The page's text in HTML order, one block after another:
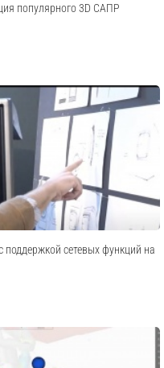
популярного 3D САПР
сетевых функций на